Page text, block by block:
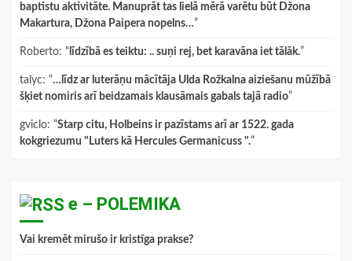
baptistu aktivitāte. Manuprāt tas lielā mērā varētu būt Džona
Makartura, Džona Paipera nopelns…”
Roberto: “ līdzībā es teiktu: .. suņi rej, bet karavāna iet tālāk.”
talyc: “…līdz ar luterāņu mācītāja Ulda Rožkalna aiziešanu mūžībā
šķiet nomiris arī beidzamais klausāmais gabals tajā radio”
gviclo: “Starp citu, Holbeins ir pazīstams arī ar 1522. gada
kokgriezumu "Luters kā Hercules Germanicuss ".”
e – POLEMIKA
Vai kremēt mirušo ir kristīga prakse?